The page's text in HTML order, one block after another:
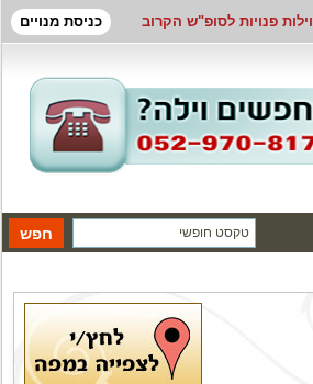
וילות פנויות לסופ"ש הקרוב כניסת מנויים